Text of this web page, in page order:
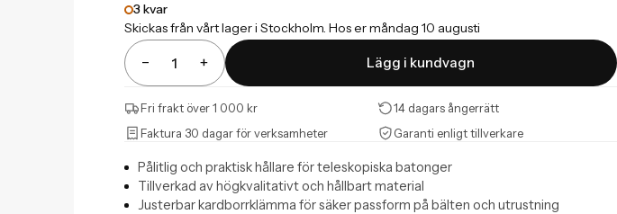
3 kvar
Skickas från vårt lager i Stockholm. Hos er måndag 10 augusti
−
Antal + Lägg i kundvagn
Fri frakt över 1 000 kr
14 dagars ångerrätt
Faktura 30 dagar för verksamheter
Garanti enligt tillverkare
Pålitlig och praktisk hållare för teleskopiska batonger
Tillverkad av högkvalitativt och hållbart material
Justerbar kardborrklämma för säker passform på bälten och utrustning